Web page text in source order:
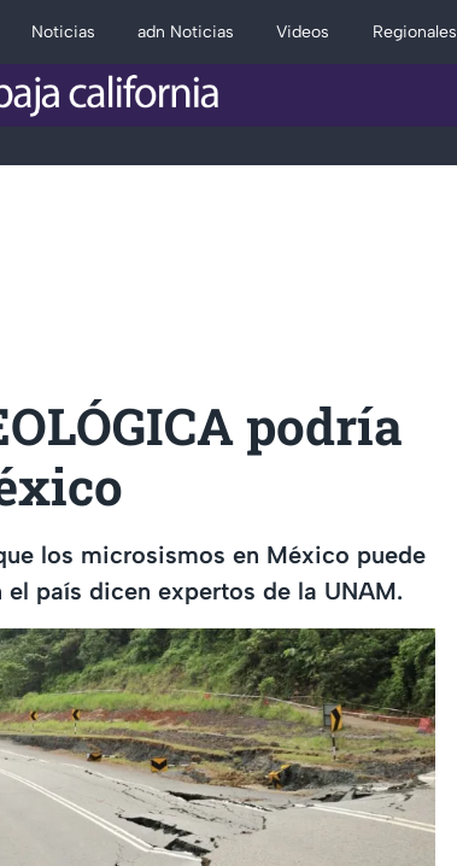
Noticias adn Noticias Videos Regionales
podría
los microsismos en México puede
país dicen expertos de la UNAM.